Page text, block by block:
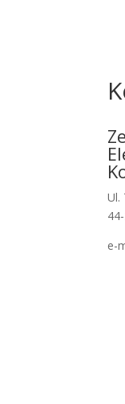
Ul.
e-